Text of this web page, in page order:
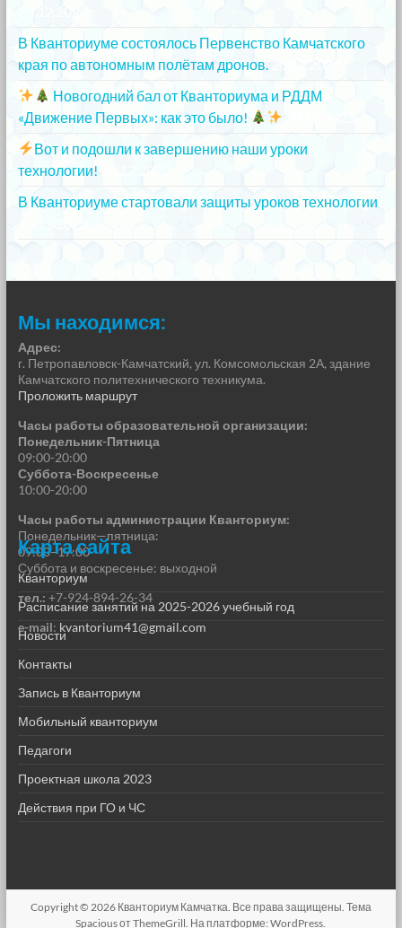
В Кванториуме состоялось Первенство Камчатского
края по автономным полётам дронов.
Новогодний бал от Кванториума и РДДМ
«Движение Первых»: как это было!
Вот и подошли к завершению наши уроки
технологии!
В Кванториуме стартовали защиты уроков технологии
Мы находимся:
Адрес:
г. Петропавловск-Камчатский, ул. Комсомольская 2А, здание
Камчатского политехнического техникума.
Проложить маршрут
Часы работы образовательной организации:
Понедельник-Пятница
09:00-20:00
Суббота-Воскресенье
10:00-20:00
Часы работы администрации Кванториум:
Понедельник—пятница:
09:00–17:00
Суббота и воскресенье: выходной
тел.: +7-924-894-26-34
e-mail: kvantorium41@gmail.com
Карта сайта
Кванториум
Расписание занятий на 2025-2026 учебный год
Новости
Контакты
Запись в Кванториум
Мобильный кванториум
Педагоги
Проектная школа 2023
Действия при ГО и ЧС
Copyright © 2026 Кванториум Камчатка . Все права защищены. Тема
Spaciousот ThemeGrill. На платформе:WordPress